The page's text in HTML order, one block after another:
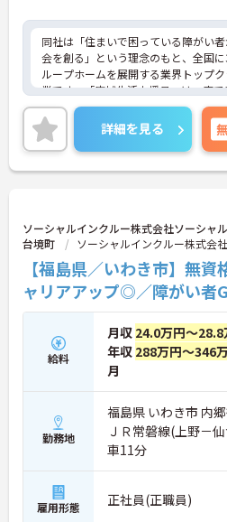
同社は「住まいで困っている障がい
会を創る」という理念のもと、全国
ループホームを展開する業界トップ
業です。「広域生活支援員」は、車
数施設を横断的に担当し、現場支援
フのサポートを行うハイクラスなポジ
最新設備とバリアフリーが完備され
体的負担が少なく、広域手当5万円が
とで高い給与水準を実現しています
効率化など、ワークライフバランス
年70歳まで長期的に活躍できる制度が
います。複数施設を経験することで
メント視点は、将来的なエリアマネー
ャリアアップにも直結しており、最
性を発揮したいプロフェッショナル
す。
★おすすめPOINT★
・広域支援員として複数のホームを
ームのパートスタッフの教育やサポー
ネージャー候補としてのステップア
す。
・定年70歳、再雇用75歳までという業
なく長期的なキャリアを築いていただ
・全施設がバリアフリー設計かつ最新
詳細を見る
ソーシャルインクルー株式会社ソーシャ
台境町
ソーシャルインクルー株式会社
【福島県／いわき市】無
ャリアアップ◎／障がい者
給料
月収 24.0万円～28.8
年収 288万円～346
月
勤務地
福島県 いわき市 内
ＪＲ常磐線(上野－
車11分
雇用形態 正社員(正職員)